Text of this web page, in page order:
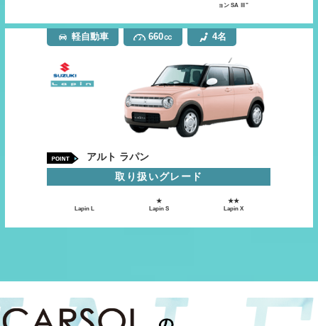
ョン SA Ⅲ”
軽自動車 660㏄ 4名
アルト ラパン
取り扱いグレード
Lapin L
★
Lapin S
★★
Lapin X